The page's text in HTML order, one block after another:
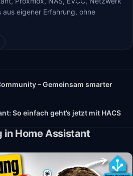
eigener Erfahrung, ohne
– Gemeinsam smarter
So einfach geht’s jetzt mit HACS
in Home Assistant